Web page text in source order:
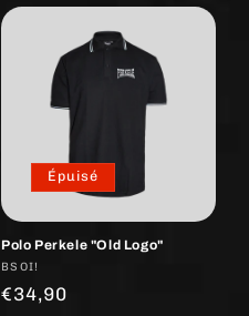
Épuisé
Polo Perkele "Old Logo"
Fournisseur :
BSOI!
Prix
€34,90